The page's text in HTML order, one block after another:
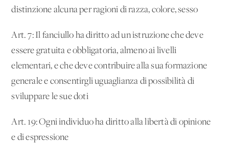
distinzione alcuna per ragioni di razza, colore, sesso
Art. 7: Il fanciullo ha diritto ad un'istruzione che deve
essere gratuita e obbligatoria, almeno ai livelli
elementari, e che deve contribuire alla sua formazione
generale e consentirgli uguaglianza di possibilità di
sviluppare le sue doti
Art. 19: Ogni individuo ha diritto alla libertà di opinione
e di espressione